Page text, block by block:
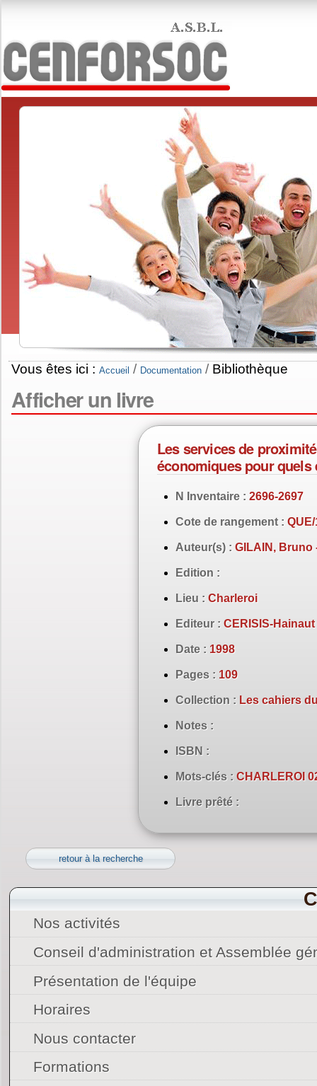
Vous êtes ici : Accueil / Documentation / Bibliothèque
Afficher un livre
Les services de
économiques pour quels
N Inventaire : 2696-2697
Cote de rangement : QUE/
Auteur(s) : GILAIN, Bruno
Edition :
Lieu : Charleroi
Editeur : CERISIS-Hainaut
Date : 1998
Pages : 109
Collection : Les cahiers
Notes :
ISBN :
Mots-clés : CHARLEROI
Livre prêté :
retour à la recherche
Nos activités
Conseil d'administration et Assemblée
Présentation de l'équipe
Horaires
Nous contacter
Formations